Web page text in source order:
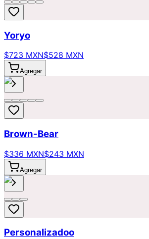
Yoryo
$723 MXN$528 MXN
Agregar
Brown-Bear
$336 MXN$243 MXN
Agregar
Personalizadoo